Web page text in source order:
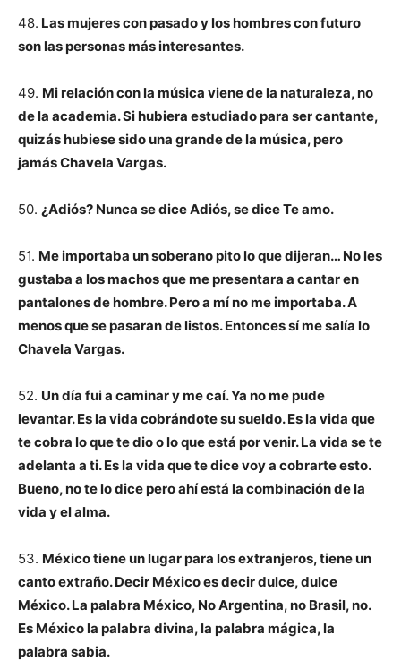
48. Las mujeres con pasado y los hombres con futuro
son las personas más interesantes.
49. Mi relación con la música viene de la naturaleza, no
de la academia. Si hubiera estudiado para ser cantante,
quizás hubiese sido una grande de la música, pero
jamás Chavela Vargas.
50. ¿Adiós? Nunca se dice Adiós, se dice Te amo.
51. Me importaba un soberano pito lo que dijeran… No les
gustaba a los machos que me presentara a cantar en
pantalones de hombre. Pero a mí no me importaba. A
menos que se pasaran de listos. Entonces sí me salía lo
Chavela Vargas.
52. Un día fui a caminar y me caí. Ya no me pude
levantar. Es la vida cobrándote su sueldo. Es la vida que
te cobra lo que te dio o lo que está por venir. La vida se te
adelanta a ti. Es la vida que te dice voy a cobrarte esto.
Bueno, no te lo dice pero ahí está la combinación de la
vida y el alma.
53. México tiene un lugar para los extranjeros, tiene un
canto extraño. Decir México es decir dulce, dulce
México. La palabra México, No Argentina, no Brasil, no.
Es México la palabra divina, la palabra mágica, la
palabra sabia.